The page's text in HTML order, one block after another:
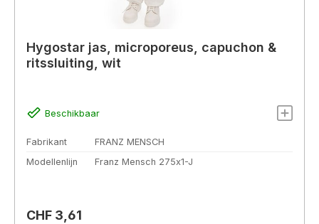
Hygostar jas, microporeus, capuchon &
ritssluiting, wit
Beschikbaar
Fabrikant
FRANZ MENSCH
Modellenlijn
Franz Mensch 275x1-J
Normale prijs:
CHF 3,61